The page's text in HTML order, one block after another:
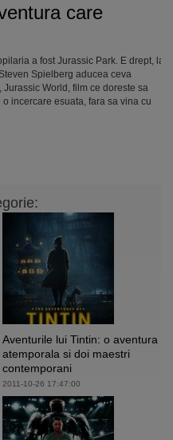
care
a fost Jurassic Park. E drept, la
Spielberg aducea ceva
World, film ce doreste sa
incercare esuata, fara sa vina cu
Aventurile lui Tintin: o aventura
atemporala si doi maestri
contemporani
2011-10-26 17:47:00